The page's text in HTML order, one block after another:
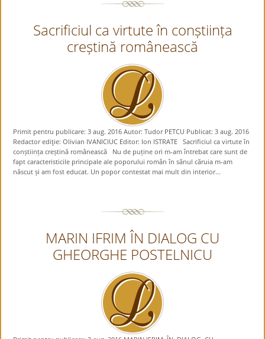
Sacrificiul ca virtute în conștiința
creștină românească
Primit pentru publicare: 3 aug. 2016 Autor: Tudor PETCU Publicat: 3 aug. 2016
Redactor ediţie: Olivian IVANICIUC Editor: Ion ISTRATE Sacrificiul ca virtute în
conștiința creștină românească Nu de puține ori m-am întrebat care sunt de
fapt caracteristicile principale ale poporului român în sânul căruia m-am
născut și am fost educat. Un popor contestat mai mult din interior...
MARIN IFRIM ÎN DIALOG CU
GHEORGHE POSTELNICU